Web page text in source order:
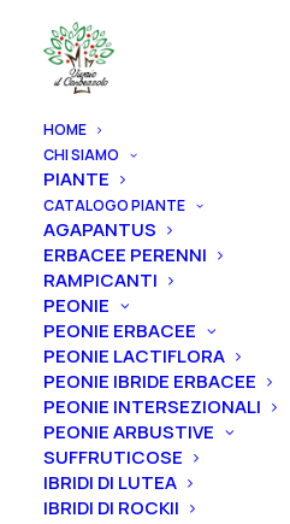
HOME
CHI SIAMO
PIANTE
CATALOGO PIANTE
AGAPANTUS
ERBACEE PERENNI
RAMPICANTI
PEONIE
PEONIE ERBACEE
PEONIE LACTIFLORA
PEONIE IBRIDE ERBACEE
PEONIE INTERSEZIONALI
PEONIE ARBUSTIVE
SUFFRUTICOSE
IBRIDI DI LUTEA
IBRIDI DI ROCKII